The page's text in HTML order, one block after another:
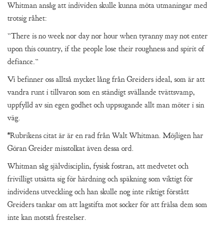
Whitman ansåg att individen skulle kunna möta utmaningar med
trotsig råhet:
”There is no week nor day nor hour when tyranny may not enter
upon this country, if the people lose their roughness and spirit of
defiance.”
Vi befinner oss alltså mycket lång från Greiders ideal, som är att
vandra runt i tillvaron som en ständigt svällande tvättsvamp,
uppfylld av sin egen godhet och uppsugande allt man möter i sin
väg.
*Rubrikens citat är är en rad från Walt Whitman. Möjligen har
Göran Greider misstolkat även dessa ord.
Whitman såg självdisciplin, fysisk fostran, att medvetet och
frivilligt utsätta sig för härdning och späkning som viktigt för
individens utveckling och han skulle nog inte riktigt förstått
Greiders tankar om att lagstifta mot socker för att frälsa dem som
inte kan motstå frestelser.